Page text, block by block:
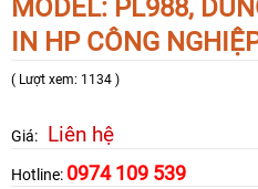
MODEL: PL988,
IN HP CÔNG
( Lượt xem: 1134 )
Giá: Liên hệ
Hotline: 0974 109 539